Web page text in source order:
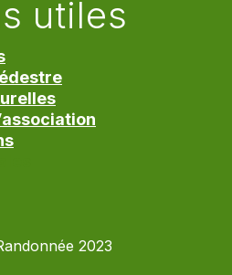
utiles
2023